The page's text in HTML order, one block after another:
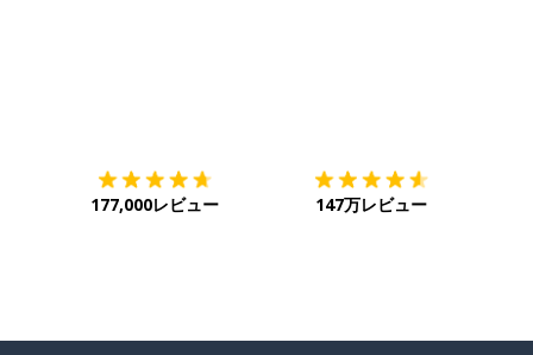
177,000レビュー 147万レビュー